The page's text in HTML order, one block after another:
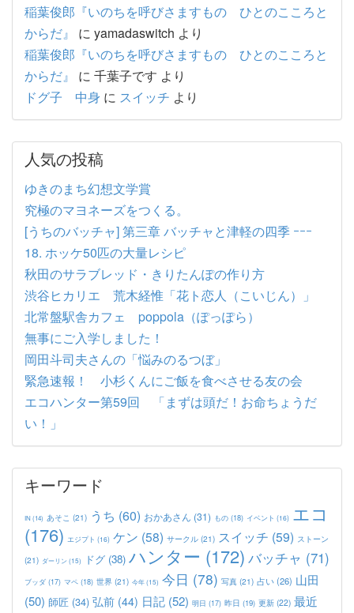
稲葉俊郎『いのちを呼びさますもの ひとのこころと
からだ』
に yamadaswitch より
稲葉俊郎『いのちを呼びさますもの ひとのこころと
からだ』
に 千葉子です より
ドグ子 中身 に スイッチ より
人気の投稿
ゆきのまち幻想文学賞
究極のマヨネーズをつくる。
[うちのバッチャ] 第三章 バッチャと津軽の四季 ｰｰｰ
18. ホッケ50匹の大量レシピ
秋田のサラブレッド・きりたんぽの作り方
渋谷ヒカリエ 荒木経惟「花ト恋人（こいじん）」
北常盤駅舎カフェ poppola（ぽっぽら）
無事にご入学しました！
岡田斗司夫さんの「悩みのるつぼ」
緊急速報！ 小杉くんにご飯を食べさせる友の会
エコハンター第59回 「まずは頭だ！お命ちょうだ
い！」
キーワード
IN(14) あそこ (21) うち (60) おかあさん (31) もの (18) イベント (16) エコ
(176) エジプト (16) ケン (58) サークル (21) スイッチ (59) ストーン
(21) ダーリン(15) ドグ (38) ハンター (172) バッチャ (71)
ブッダ (17) マペ (18) 世界 (21) 今年(15) 今日 (78) 写真 (21) 占い(26) 山田
(50) 師匠 (34) 弘前 (44) 日記 (52) 明日 (17) 昨日 (19) 更新 (22) 最近